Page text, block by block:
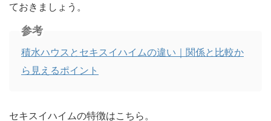
ておきましょう。
参考
積水ハウスとセキスイハイムの違い｜関係と比較か
ら見えるポイント
セキスイハイムの特徴はこちら。